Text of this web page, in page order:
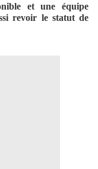
et une équipe
revoir le statut de